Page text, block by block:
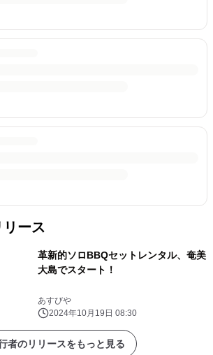
リース
革新的ソロBBQセットレンタル、奄美
大島でスタート！
あすびや
2024年10月19日 08:30
者のリリースをもっと見る